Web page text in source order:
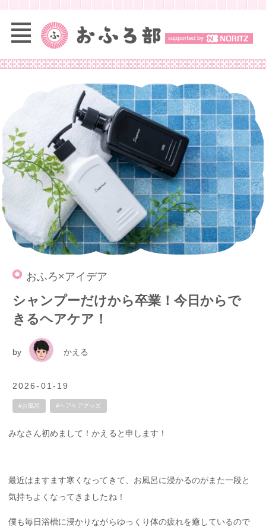
おふろ×アイデア
シャンプーだけから卒業！今日からで
きるヘアケア！
by かえる
2026-01-19
#お風呂 #ヘアケアグッズ
みなさん初めまして！かえると申します！
最近はますます寒くなってきて、お風呂に浸かるのがまた一段と
気持ちよくなってきましたね！
僕も毎日浴槽に浸かりながらゆっくり体の疲れを癒しているので